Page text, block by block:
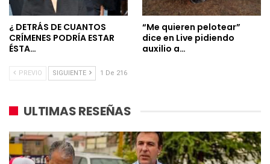
¿ DETRÁS DE CUANTOS
CRÍMENES PODRÍA ESTAR
ÉSTA…
“Me quieren pelotear”
dice en Live pidiendo
auxilio a…
PREVIO SIGUIENTE 1 De 216
ULTIMAS RESEÑAS